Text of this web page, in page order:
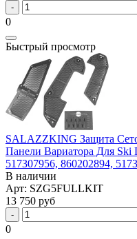
0
Быстрый просмотр
SALAZZKING Защита
Панели Вариатора Для Ski
517307956, 860202894,
В наличии
Арт: SZG5FULLKIT
13 750 руб
0